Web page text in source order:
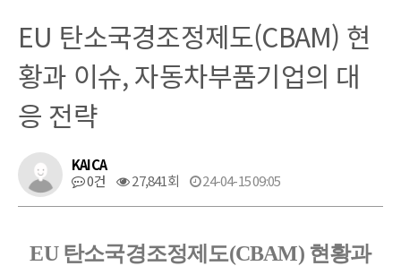
EU 탄소국경조정제도(CBAM) 현
황과 이슈, 자동차부품기업의 대
응 전략
KAICA
0건
27,841회 24-04-15 09:05
EU 탄소국경조정제도(CBAM) 현황과